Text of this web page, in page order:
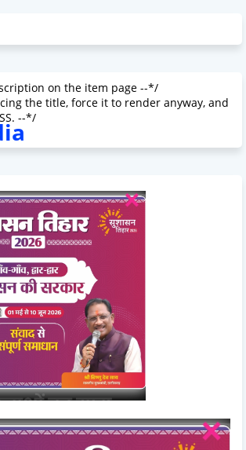
on the item page --*/
the title, force it to render anyway, and
--*/